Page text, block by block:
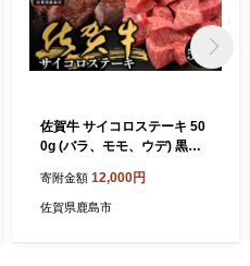
佐賀牛 サイコロステーキ 50
0g (バラ、モモ、ウデ) 黒毛
4 肉 ブランド牛 牛肉 ふるさ
と納税 佐賀県 鹿島市 B-830
寄附金額 12,000円
佐賀県鹿島市